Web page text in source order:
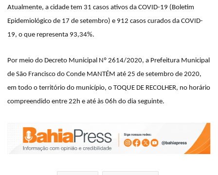
l
Atualmente, a cidade tem 31 casos ativos da COVID-19 (Boletim
Epidemiológico de 17 de setembro) e 912 casos curados da COVID-
19, o que representa 93,34%.
Por meio do Decreto Municipal Nº 2614/2020, a Prefeitura Municipal
de São Francisco do Conde MANTÉM até 25 de setembro de 2020,
em todo o território do município, o TOQUE DE RECOLHER, no horário
compreendido entre 22h e até às 06h do dia seguinte.